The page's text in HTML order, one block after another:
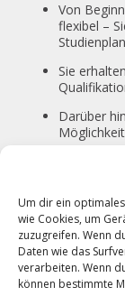
Um dir ein
wie Cookies, um
zuzugreifen. Wenn
Daten wie das
verarbeiten. Wenn
können bestimmte
Von
flexibel –
Sie
Darüber
Und nicht
Sie möchten Teil
Ihre Bewerbung
Ihrem frühesten